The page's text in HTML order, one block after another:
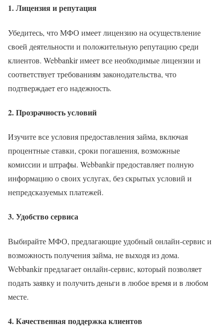
1. Лицензия и репутация
Убедитесь, что МФО имеет лицензию на осуществление
своей деятельности и положительную репутацию среди
клиентов. Webbankir имеет все необходимые лицензии и
соответствует требованиям законодательства, что
подтверждает его надежность.
2. Прозрачность условий
Изучите все условия предоставления займа, включая
процентные ставки, сроки погашения, возможные
комиссии и штрафы. Webbankir предоставляет полную
информацию о своих услугах, без скрытых условий и
непредсказуемых платежей.
3. Удобство сервиса
Выбирайте МФО, предлагающие удобный онлайн-сервис и
возможность получения займа, не выходя из дома.
Webbankir предлагает онлайн-сервис, который позволяет
подать заявку и получить деньги в любое время и в любом
месте.
4. Качественная поддержка клиентов